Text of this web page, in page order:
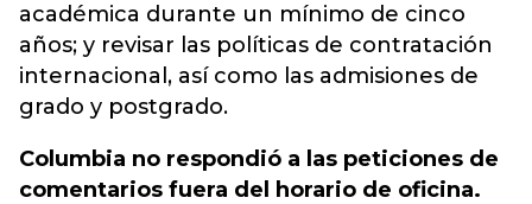
académica durante un mínimo de cinco
años; y revisar las políticas de contratación
internacional, así como las admisiones de
grado y postgrado.
Columbia no respondió a las peticiones de
comentarios fuera del horario de oficina.